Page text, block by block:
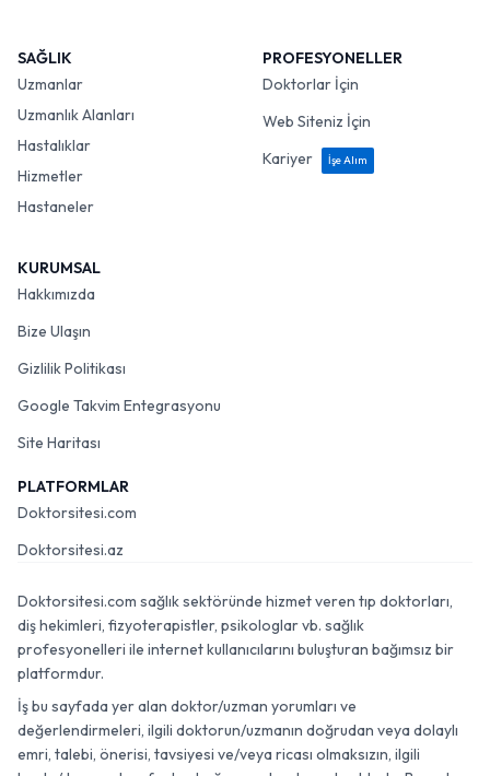
SAĞLIK
Uzmanlar
Uzmanlık Alanları
Hastalıklar
Hizmetler
Hastaneler
PROFESYONELLER
Doktorlar İçin
Web Siteniz İçin
Kariyer
İşe Alım
KURUMSAL
Hakkımızda
Bize Ulaşın
Gizlilik Politikası
Google Takvim Entegrasyonu
Site Haritası
PLATFORMLAR
Doktorsitesi.com
Doktorsitesi.az
Doktorsitesi.com sağlık sektöründe hizmet veren tıp doktorları,
diş hekimleri, fizyoterapistler, psikologlar vb. sağlık
profesyonelleri ile internet kullanıcılarını buluşturan bağımsız bir
platformdur.
İş bu sayfada yer alan doktor/uzman yorumları ve
değerlendirmeleri, ilgili doktorun/uzmanın doğrudan veya dolaylı
emri, talebi, önerisi, tavsiyesi ve/veya ricası olmaksızın, ilgili